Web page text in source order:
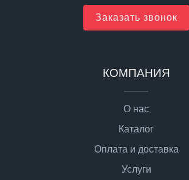
Заказать звонок
КОМПАНИЯ
О нас
Каталог
Оплата и доставка
Услуги